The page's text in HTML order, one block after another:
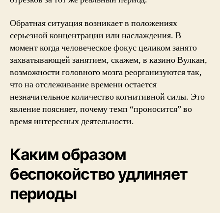
Обратная ситуация возникает в положениях
серьезной концентрации или наслаждения. В
момент когда человеческое фокус целиком занято
захватывающей занятием, скажем, в казино Вулкан,
возможности головного мозга реорганизуются так,
что на отслеживание времени остается
незначительное количество когнитивной силы. Это
явление поясняет, почему темп “проносится” во
время интересных деятельности.
Каким образом
беспокойство удлиняет
периоды